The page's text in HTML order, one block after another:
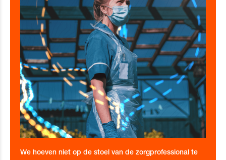
We hoeven niet op de stoel van de zorgprofessional te